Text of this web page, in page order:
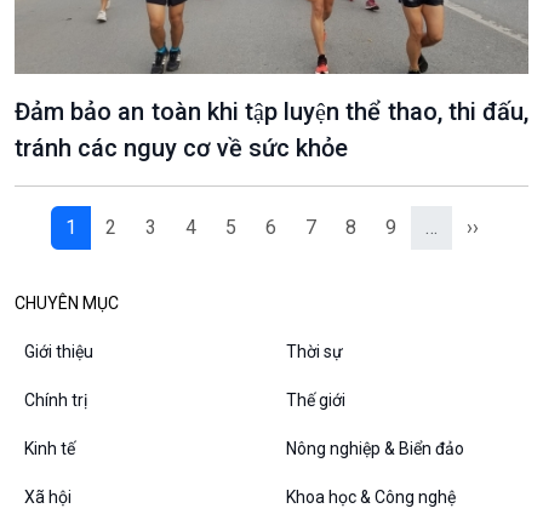
Đảm bảo an toàn khi tập luyện thể thao, thi đấu,
tránh các nguy cơ về sức khỏe
1 2 3 4 5 6 7 8 9 … ››
CHUYÊN MỤC
Giới thiệu Thời sự
Chính trị Thế giới
Kinh tế Nông nghiệp & Biển đảo
Xã hội Khoa học & Công nghệ